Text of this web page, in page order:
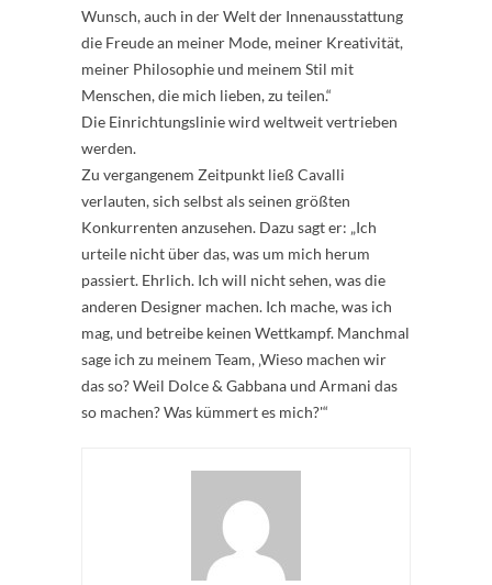
Wunsch, auch in der Welt der Innenausstattung
die Freude an meiner Mode, meiner Kreativität,
meiner Philosophie und meinem Stil mit
Menschen, die mich lieben, zu teilen.“
Die Einrichtungslinie wird weltweit vertrieben
werden.
Zu vergangenem Zeitpunkt ließ Cavalli
verlauten, sich selbst als seinen größten
Konkurrenten anzusehen. Dazu sagt er: „Ich
urteile nicht über das, was um mich herum
passiert. Ehrlich. Ich will nicht sehen, was die
anderen Designer machen. Ich mache, was ich
mag, und betreibe keinen Wettkampf. Manchmal
sage ich zu meinem Team, ‚Wieso machen wir
das so? Weil Dolce & Gabbana und Armani das
so machen? Was kümmert es mich?'“